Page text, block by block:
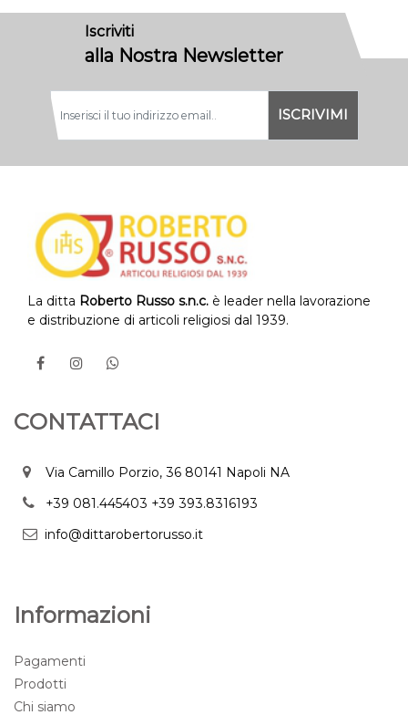
Iscriviti
alla Nostra Newsletter
La ditta Roberto Russo s.n.c. è leader nella lavorazione
e distribuzione di articoli religiosi dal 1939.
CONTATTACI
Via Camillo Porzio, 36 80141 Napoli NA
+39 081.445403 +39 393.8316193
info@dittarobertorusso.it
Informazioni
Pagamenti
Prodotti
Chi siamo